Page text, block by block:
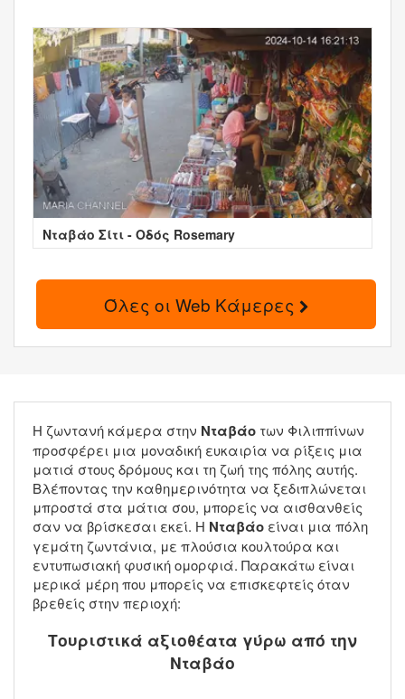
Νταβάο Σίτι - Οδός Rosemary
Όλες οι Web Κάμερες
Η ζωντανή κάμερα στην Νταβάο των Φιλιππίνων
προσφέρει μια μοναδική ευκαιρία να ρίξεις μια
ματιά στους δρόμους και τη ζωή της πόλης αυτής.
Βλέποντας την καθημερινότητα να ξεδιπλώνεται
μπροστά στα μάτια σου, μπορείς να αισθανθείς
σαν να βρίσκεσαι εκεί. Η Νταβάο είναι μια πόλη
γεμάτη ζωντάνια, με πλούσια κουλτούρα και
εντυπωσιακή φυσική ομορφιά. Παρακάτω είναι
μερικά μέρη που μπορείς να επισκεφτείς όταν
βρεθείς στην περιοχή:
Τουριστικά αξιοθέατα γύρω από την
Νταβάο